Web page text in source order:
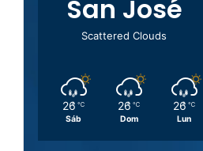
San José
Scattered Clouds
26 ℃
Sáb
26 ℃
Dom
26 ℃
Lun